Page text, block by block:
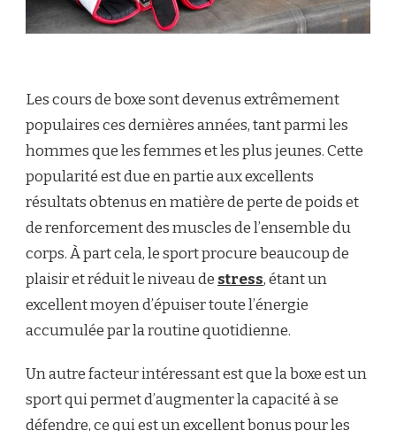
Les cours de boxe sont devenus extrêmement
populaires ces dernières années, tant parmi les
hommes que les femmes et les plus jeunes. Cette
popularité est due en partie aux excellents
résultats obtenus en matière de perte de poids et
de renforcement des muscles de l’ensemble du
corps. À part cela, le sport procure beaucoup de
plaisir et réduit le niveau de stress, étant un
excellent moyen d’épuiser toute l’énergie
accumulée par la routine quotidienne.
Un autre facteur intéressant est que la boxe est un
sport qui permet d’augmenter la capacité à se
défendre, ce qui est un excellent bonus pour les